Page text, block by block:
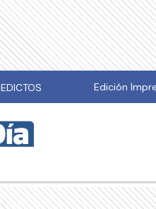
EDICTOS Edición